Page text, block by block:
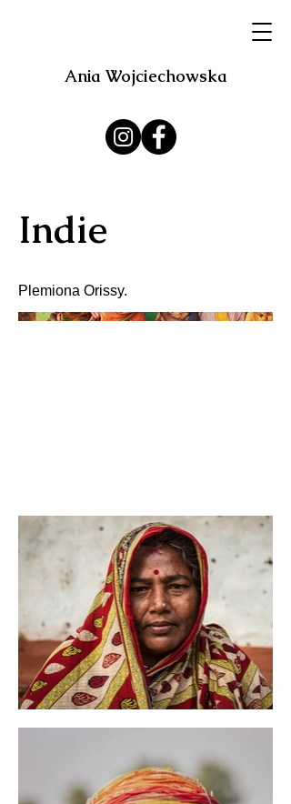
Ania Wojciechowska
Indie
Plemiona Orissy.